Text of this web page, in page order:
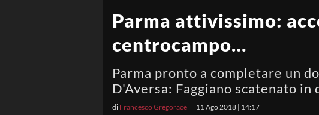
Parma attivissimo:
centrocampo…
Parma pronto a completare un
D'Aversa: Faggiano scatenato in
di Francesco Gregorace 11 Ago 2018 | 14:17